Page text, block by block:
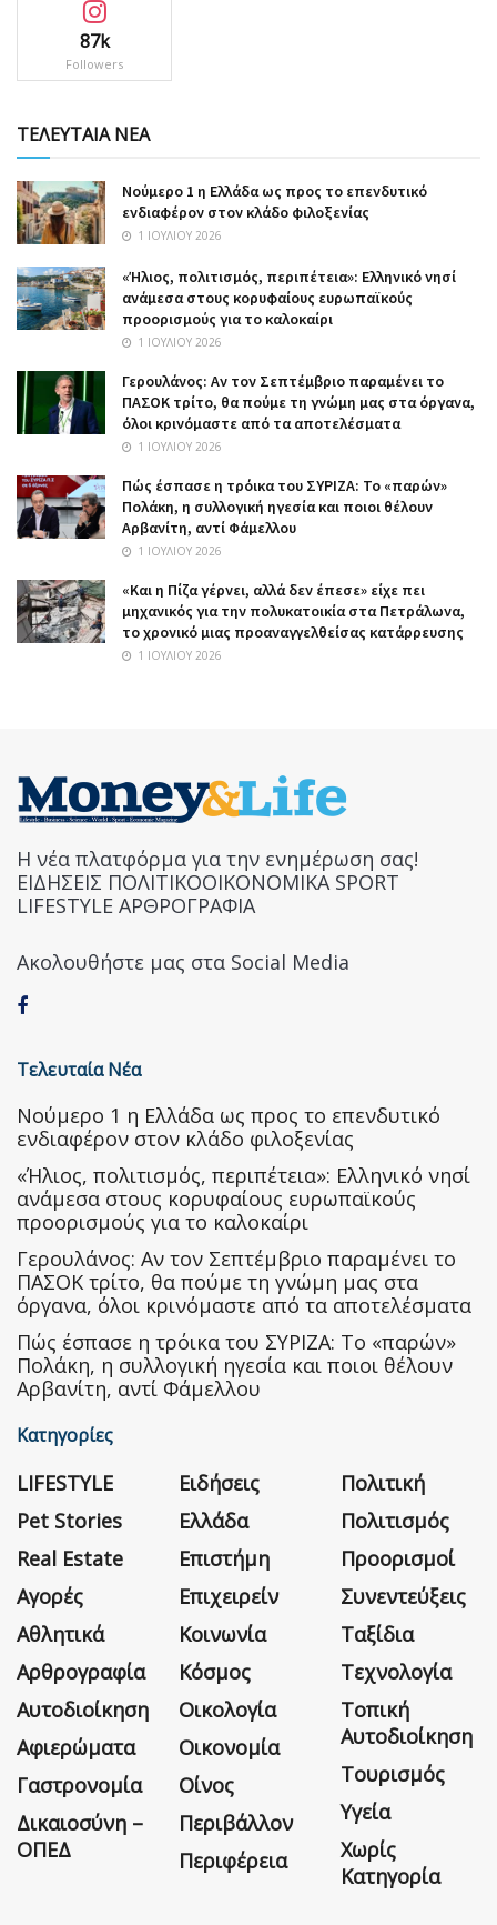
87k
Followers
ΤΕΛΕΥΤΑΙΑ ΝΕΑ
Nούμερο 1 η Ελλάδα ως προς το επενδυτικό
ενδιαφέρον στον κλάδο φιλοξενίας
1 ΙΟΥΛΊΟΥ 2026
«Ήλιος, πολιτισμός, περιπέτεια»: Ελληνικό νησί
ανάμεσα στους κορυφαίους ευρωπαϊκούς
προορισμούς για το καλοκαίρι
1 ΙΟΥΛΊΟΥ 2026
Γερουλάνος: Αν τον Σεπτέμβριο παραμένει το
ΠΑΣΟΚ τρίτο, θα πούμε τη γνώμη μας στα όργανα,
όλοι κρινόμαστε από τα αποτελέσματα
1 ΙΟΥΛΊΟΥ 2026
Πώς έσπασε η τρόικα του ΣΥΡΙΖΑ: Το «παρών»
Πολάκη, η συλλογική ηγεσία και ποιοι θέλουν
Αρβανίτη, αντί Φάμελλου
1 ΙΟΥΛΊΟΥ 2026
«Και η Πίζα γέρνει, αλλά δεν έπεσε» είχε πει
μηχανικός για την πολυκατοικία στα Πετράλωνα,
το χρονικό μιας προαναγγελθείσας κατάρρευσης
1 ΙΟΥΛΊΟΥ 2026
Η νέα πλατφόρμα για την ενημέρωση σας!
ΕΙΔΗΣΕΙΣ ΠΟΛΙΤΙΚΟΟΙΚΟΝΟΜΙΚΑ SPORT
LIFESTYLE ΑΡΘΡΟΓΡΑΦΙΑ
Ακολουθήστε μας στα Social Media
Τελευταία Νέα
Nούμερο 1 η Ελλάδα ως προς το επενδυτικό
ενδιαφέρον στον κλάδο φιλοξενίας
«Ήλιος, πολιτισμός, περιπέτεια»: Ελληνικό νησί
ανάμεσα στους κορυφαίους ευρωπαϊκούς
προορισμούς για το καλοκαίρι
Γερουλάνος: Αν τον Σεπτέμβριο παραμένει το
ΠΑΣΟΚ τρίτο, θα πούμε τη γνώμη μας στα
όργανα, όλοι κρινόμαστε από τα αποτελέσματα
Πώς έσπασε η τρόικα του ΣΥΡΙΖΑ: Το «παρών»
Πολάκη, η συλλογική ηγεσία και ποιοι θέλουν
Αρβανίτη, αντί Φάμελλου
Κατηγορίες
LIFESTYLE
Pet Stories
Real Estate
Αγορές
Αθλητικά
Αρθρογραφία
Αυτοδιοίκηση
Αφιερώματα
Γαστρονομία
Δικαιοσύνη –
ΟΠΕΔ
Ειδήσεις
Ελλάδα
Επιστήμη
Επιχειρείν
Κοινωνία
Κόσμος
Οικολογία
Οικονομία
Οίνος
Περιβάλλον
Περιφέρεια
Πολιτική
Πολιτισμός
Προορισμοί
Συνεντεύξεις
Ταξίδια
Τεχνολογία
Τοπική
Αυτοδιοίκηση
Τουρισμός
Υγεία
Χωρίς
Κατηγορία